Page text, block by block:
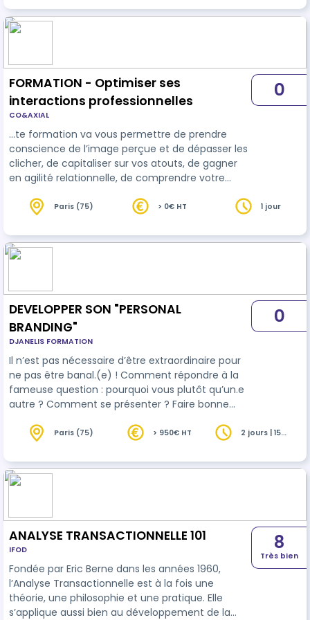
FORMATION - Optimiser ses
interactions professionnelles
CO&AXIAL
…te formation va vous permettre de prendre
conscience de l’image perçue et de dépasser les
clicher, de capitaliser sur vos atouts, de gagner
en agilité relationnelle, de comprendre votre
votrecommunication
renforcer votre confiance en soi. Ensuite, elle
vous donnera la possibilité de développer votre
0
Paris (75) > 0€ HT 1 jour
DEVELOPPER SON "PERSONAL
BRANDING"
DJANELIS FORMATION
Il n’est pas nécessaire d’être extraordinaire pour
ne pas être banal.(e) ! Comment répondre à la
fameuse question : pourquoi vous plutôt qu’un.e
autre ? Comment se présenter ? Faire bonne
et avant tout l’histoire que l’on se raconte ! Donc
personal branding, c’est l’art de façonner
délibéremment l’image que l’on projette aux
0
Paris (75) > 950€ HT
2 jours | 15
ANALYSE TRANSACTIONNELLE 101
IFOD
Fondée par Eric Berne dans les années 1960,
l’Analyse Transactionnelle est à la fois une
théorie, une philosophie et une pratique. Elle
s’applique aussi bien au développement de la
8
Très bien